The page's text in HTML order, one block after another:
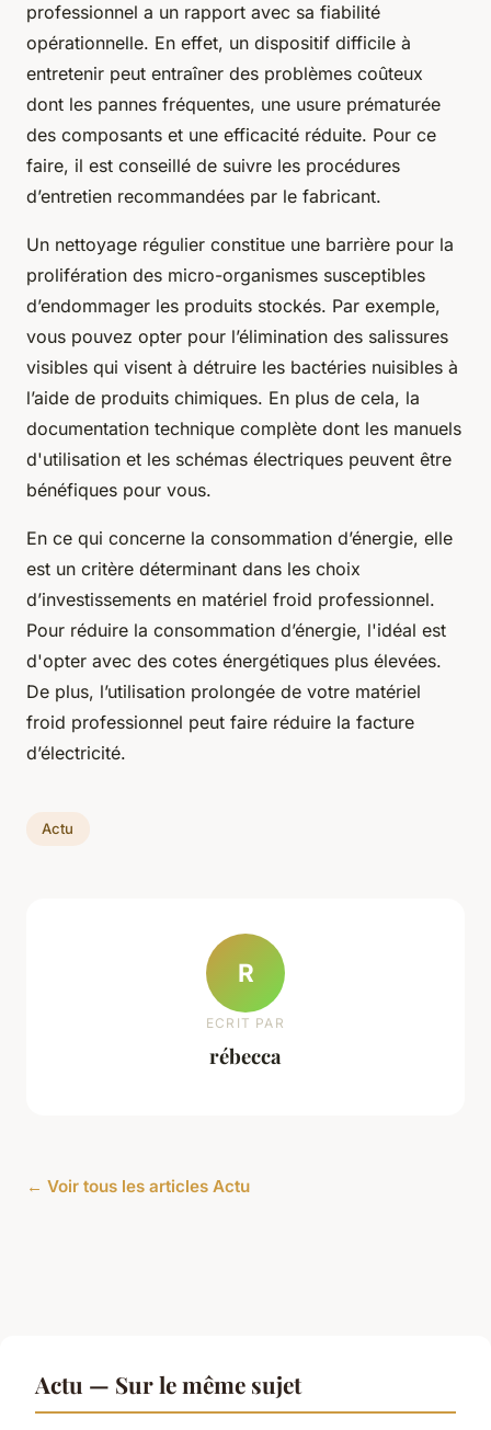
professionnel a un rapport avec sa fiabilité
opérationnelle. En effet, un dispositif difficile à
entretenir peut entraîner des problèmes coûteux
dont les pannes fréquentes, une usure prématurée
des composants et une efficacité réduite. Pour ce
faire, il est conseillé de suivre les procédures
d’entretien recommandées par le fabricant.
Un nettoyage régulier constitue une barrière pour la
prolifération des micro-organismes susceptibles
d’endommager les produits stockés. Par exemple,
vous pouvez opter pour l’élimination des salissures
visibles qui visent à détruire les bactéries nuisibles à
l’aide de produits chimiques. En plus de cela, la
documentation technique complète dont les manuels
d'utilisation et les schémas électriques peuvent être
bénéfiques pour vous.
En ce qui concerne la consommation d’énergie, elle
est un critère déterminant dans les choix
d’investissements en matériel froid professionnel.
Pour réduire la consommation d’énergie, l'idéal est
d'opter avec des cotes énergétiques plus élevées.
De plus, l’utilisation prolongée de votre matériel
froid professionnel peut faire réduire la facture
d’électricité.
Actu
R
ECRIT PAR
rébecca
← Voir tous les articles Actu
Actu — Sur le même sujet